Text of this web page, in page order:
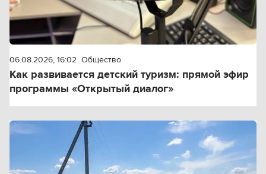
06.08.2026, 16:02 Общество
Как развивается детский туризм: прямой эфир
программы «Открытый диалог»